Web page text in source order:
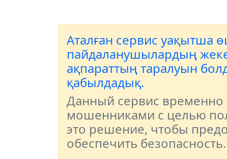
Аталған сервис уақытша
пайдаланушылардың жеке
ақпараттың таралуын
қабылдадық.
Данный сервис временно
мошенниками с целью
это решение, чтобы
обеспечить безопасность.